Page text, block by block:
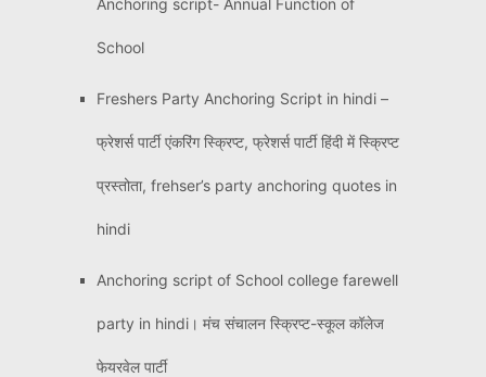
Anchoring script- Annual Function of
School
Freshers Party Anchoring Script in hindi –
फ्रेशर्स पार्टी एंकरिंग स्क्रिप्ट, फ्रेशर्स पार्टी हिंदी में स्क्रिप्ट
प्रस्तोता, frehser’s party anchoring quotes in
hindi
Anchoring script of School college farewell
party in hindi। मंच संचालन स्क्रिप्ट-स्कूल कॉलेज
फेयरवेल पार्टी